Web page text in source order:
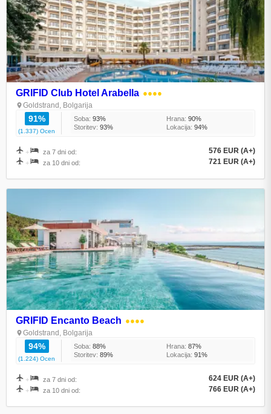
GRIFID Club Hotel Arabella ●●●●
Goldstrand, Bolgarija
91%
(1.337) Ocen
Soba: 93% Hrana: 90%
Storitev: 93% Lokacija: 94%
+ za 7 dni od: 576 EUR (A+)
+ za 10 dni od: 721 EUR (A+)
GRIFID Encanto Beach ●●●●
Goldstrand, Bolgarija
94%
(1.224) Ocen
Soba: 88% Hrana: 87%
Storitev: 89% Lokacija: 91%
+ za 7 dni od: 624 EUR (A+)
+ za 10 dni od: 766 EUR (A+)